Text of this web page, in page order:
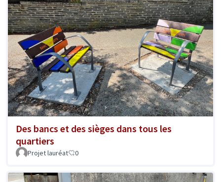
Des bancs et des sièges dans tous les
quartiers
Projet lauréat 0